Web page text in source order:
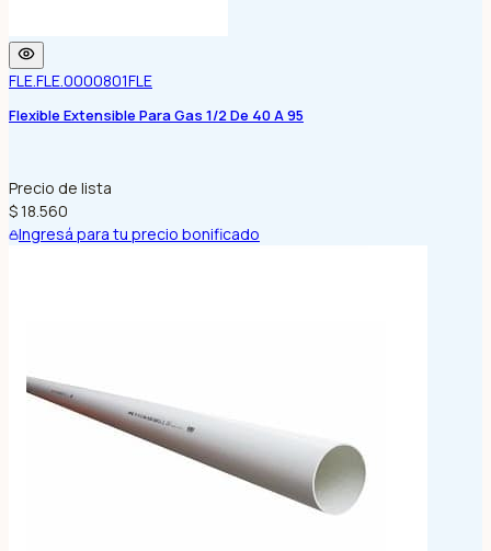
FLE.FLE.0000801FLE
Flexible Extensible Para Gas 1/2 De 40 A 95
Precio de lista
$ 18.560
Ingresá para tu precio bonificado